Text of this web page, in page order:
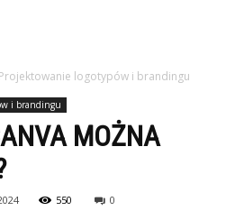
Projektowanie logotypów i brandingu
i brandingu
MOŻNA
550 0